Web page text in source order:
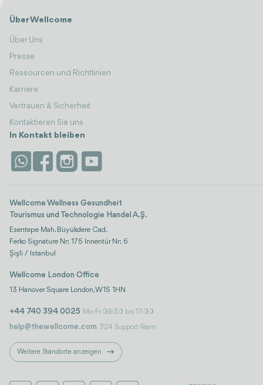
Über Wellcome
Über Uns
Presse
Ressourcen und Richtlinien
Karriere
Vertrauen & Sicherheit
Kontaktieren Sie uns
In Kontakt bleiben
Wellcome Wellness Gesundheit
Tourismus und Technologie Handel A.Ş.
Esentepe Mah. Büyükdere Cad.
Ferko Signature Nr: 175 Innentür Nr: 6
Şişli / Istanbul
Wellcome London Office
13 Hanover Square London, W1S 1HN
+44 740 394 0025 Mo-Fr 08:30 bis 17:00
help@thewellcome.com 7/24 Support-Team
Weitere Standorte anzeigen